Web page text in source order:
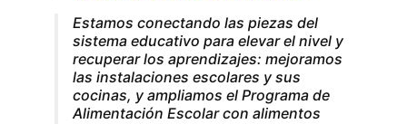
Estamos conectando las piezas del
sistema educativo para elevar el nivel y
recuperar los aprendizajes: mejoramos
las instalaciones escolares y sus
cocinas, y ampliamos el Programa de
Alimentación Escolar con alimentos